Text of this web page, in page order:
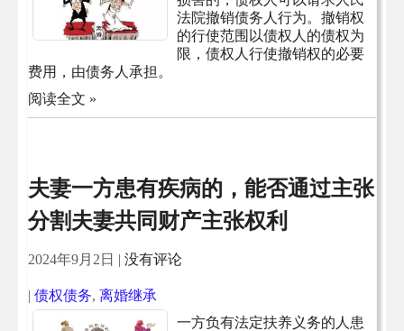
法院撤销债务人行为。撤销权
的行使范围以债权人的债权为
限，债权人行使撤销权的必要
费用，由债务人承担。
阅读全文 »
夫妻一方患有疾病的，能否通过主张
分割夫妻共同财产主张权利
2024年9月2日 | 没有评论
| 债权债务, 离婚继承
一方负有法定扶养义务的人患